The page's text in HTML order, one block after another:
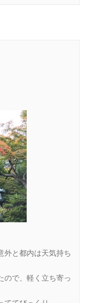
外と都内は天気持ち
ので、軽く立ち寄っ